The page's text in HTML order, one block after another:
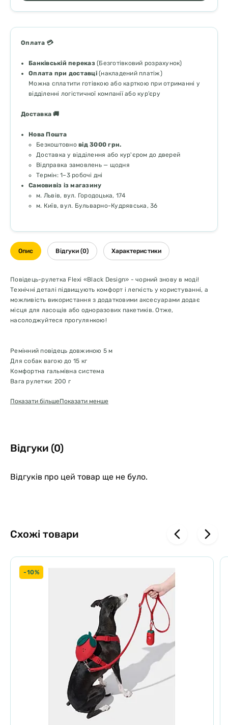
Оплата 💳
Банківській переказ(Безготівковий розрахунок)
Оплата при доставці(накладений платіж)
Можна сплатити готівкою або карткою при отриманні у
відділенні логістичної компанії або кур’єру
Доставка 🚚
Нова Пошта
Безкоштовно від 3000 грн.
Доставка у відділення або кур'єром до дверей
Відправка замовлень — щодня
Термін: 1–3 робочі дні
Самовивіз із магазину
м. Львів, вул. Городоцька, 174
м. Київ, вул. Бульварно-Кудрявська, 36
Опис Відгуки (0) Характеристики
Повідець-рулетка Flexi «Black Design» - чорний знову в моді!
Технічні деталі підвищують комфорт і легкість у користуванні, а
можливість використання з додатковими аксесуарами додає
місця для ласощів або одноразових пакетиків. Отже,
насолоджуйтеся прогулянкою!
Ремінний повідець довжиною 5 м
Для собак вагою до 15 кг
Комфортна гальмівна система
Вага рулетки: 200 г
Показати більшеПоказати менше
Відгуки (0)
Відгуків про цей товар ще не було.
Схожі товари
-10%